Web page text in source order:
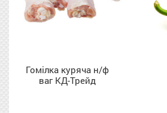
Гомілка куряча н/ф
ваг КД-Трейд